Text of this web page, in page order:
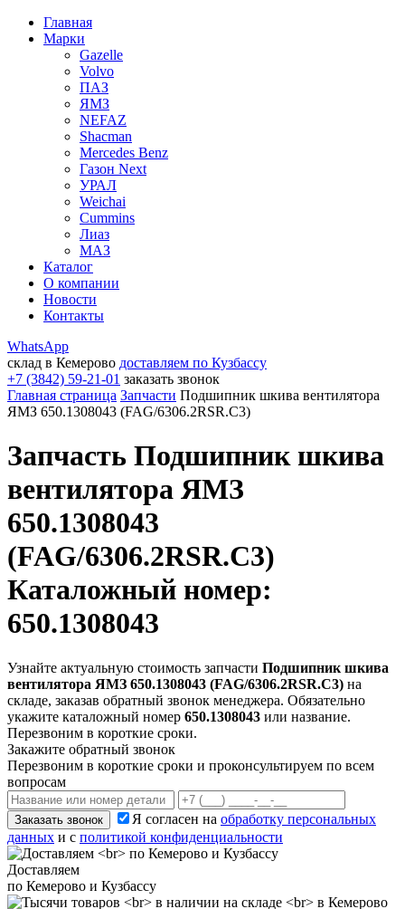
Главная
Марки
Gazelle
Volvo
ПАЗ
ЯМЗ
NEFAZ
Shacman
Mercedes Benz
Газон Next
УРАЛ
Weichai
Cummins
Лиаз
МАЗ
Каталог
О компании
Новости
Контакты
WhatsApp
склад в Кемерово доставляем по Кузбассу
+7 (3842) 59-21-01 заказать звонок
Главная страница Запчасти Подшипник шкива вентилятора
ЯМЗ 650.1308043 (FAG/6306.2RSR.C3)
Запчасть Подшипник шкива
вентилятора ЯМЗ
650.1308043
(FAG/6306.2RSR.C3)
Каталожный номер:
650.1308043
Узнайте актуальную стоимость запчасти Подшипник шкива
вентилятора ЯМЗ 650.1308043 (FAG/6306.2RSR.C3) на
складе, заказав обратный звонок менеджера. Обязательно
укажите каталожный номер 650.1308043 или название.
Перезвоним в короткие сроки.
Закажите обратный звонок
Перезвоним в короткие сроки и проконсультируем по всем
вопросам
Заказать звонок Я согласен на обработку персональных
данных и с политикой конфиденциальности
Доставляем
по Кемерово и Кузбассу